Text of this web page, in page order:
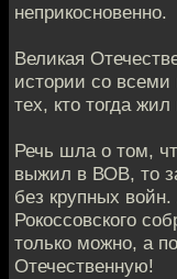
неприкосновенно.
Великая
истории со
тех, кто тогда
Речь шла о том,
выжил в ВОВ, то
без крупных
Рокоссовского
только можно, а
Отечественную!